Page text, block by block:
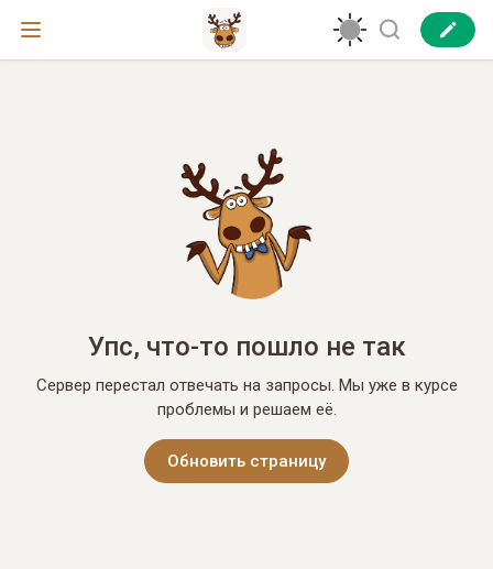
Упс, что-то пошло не так
Сервер перестал отвечать на запросы. Мы уже в курсе
проблемы и решаем её.
Обновить страницу